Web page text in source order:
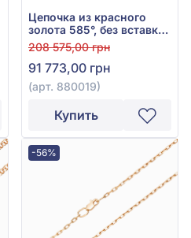
Цепочка из красного
золота 585°, без вставки,
арт. 880019
208 575,00 грн
91 773,00 грн
(арт. 880019)
Купить
-56%